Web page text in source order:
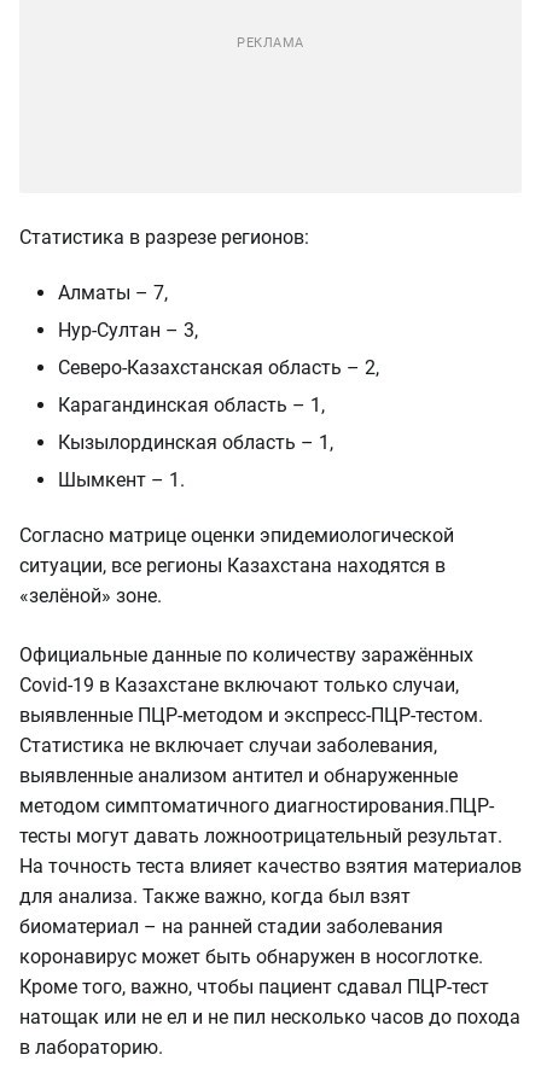
Статистика в разрезе регионов:
Алматы – 7,
Нур-Султан – 3,
Северо-Казахстанская область – 2,
Карагандинская область – 1,
Кызылординская область – 1,
Шымкент – 1.
Согласно матрице оценки эпидемиологической
ситуации, все регионы Казахстана находятся в
«зелёной» зоне.
Официальные данные по количеству заражённых
Covid-19 в Казахстане включают только случаи,
выявленные ПЦР-методом и экспресс-ПЦР-тестом.
Статистика не включает случаи заболевания,
выявленные анализом антител и обнаруженные
методом симптоматичного диагностирования.ПЦР-
тесты могут давать ложноотрицательный результат.
На точность теста влияет качество взятия материалов
для анализа. Также важно, когда был взят
биоматериал – на ранней стадии заболевания
коронавирус может быть обнаружен в носоглотке.
Кроме того, важно, чтобы пациент сдавал ПЦР-тест
натощак или не ел и не пил несколько часов до похода
в лабораторию.